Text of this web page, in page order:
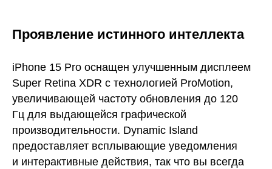
Проявление истинного интеллекта
iPhone 15 Pro оснащен улучшенным дисплеем
Super Retina XDR с технологией ProMotion,
увеличивающей частоту обновления до 120
Гц для выдающейся графической
производительности. Dynamic Island
предоставляет всплывающие уведомления
и интерактивные действия, так что вы всегда